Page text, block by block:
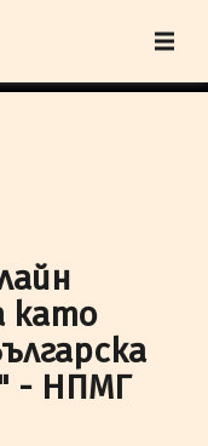
за да осигурим по-
преживяване.Научи
като
- НПМГ